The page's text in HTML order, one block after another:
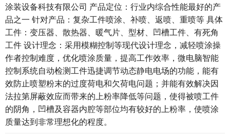
涂装设备科技有限公司 产品定位：行业内综合性能最好的产
品之一 针对产品：复杂工件喷涂、补喷、返喷、重喷等 具体
工件：变压器、散热器、暖气片、型材、凹槽工件、有死角
工件 设计理念：采用模糊控制等现代设计理念，减轻喷涂操
作者控制难度，优化喷涂质量，提高工作效率，微电脑智能
控制系统自动检测工件迅捷调节动态静电电场的功能，能有
效防止喷塑粉末的过度荷电和欠荷电问题；并能有效解决因
法拉第屏蔽效应而带来的上粉率降低等问题，使得被喷工件
的阴角，凹槽及容器内腔等部位均有较好的上粉率，使喷涂
质量达到非常理想化的程度。